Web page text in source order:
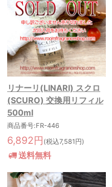
リナーリ(LINARI) スクロ
(SCURO) 交換用リフィル
500ml
商品番号:FR-446
6,892円 (税込7,581円)
送料無料